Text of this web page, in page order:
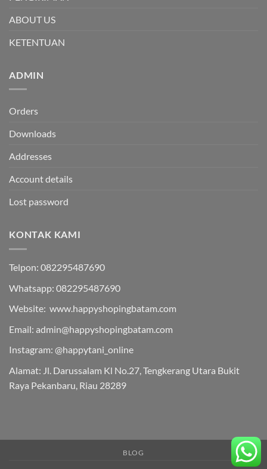
ABOUT US
KETENTUAN
ADMIN
Orders
Downloads
Addresses
Account details
Lost password
KONTAK KAMI
Telpon: 082295487690
Whatsapp: 082295487690
Website: www.happyshopingbatam.com
Email: admin@happyshopingbatam.com
Instagram: @happytani_online
Alamat: Jl. Darussalam Kl No.27, Tengkerang Utara Bukit
Raya Pekanbaru, Riau 28289
BLOG